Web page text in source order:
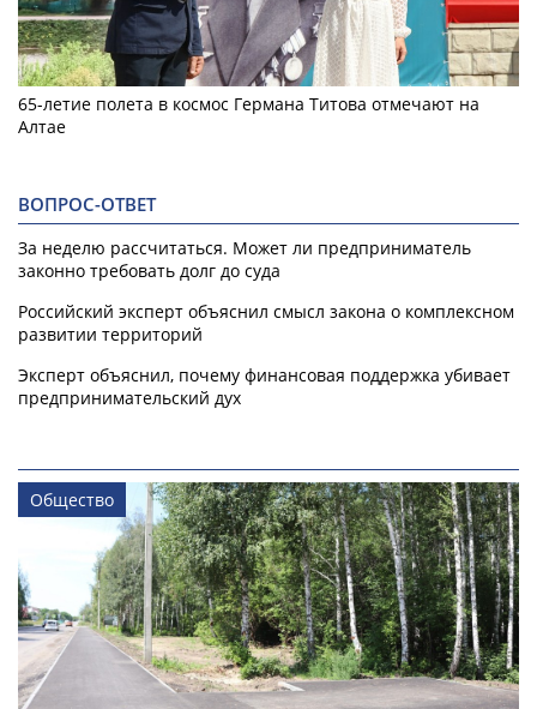
65-летие полета в космос Германа Титова отмечают на
Алтае
ВОПРОС-ОТВЕТ
За неделю рассчитаться. Может ли предприниматель
законно требовать долг до суда
Российский эксперт объяснил смысл закона о комплексном
развитии территорий
Эксперт объяснил, почему финансовая поддержка убивает
предпринимательский дух
Общество